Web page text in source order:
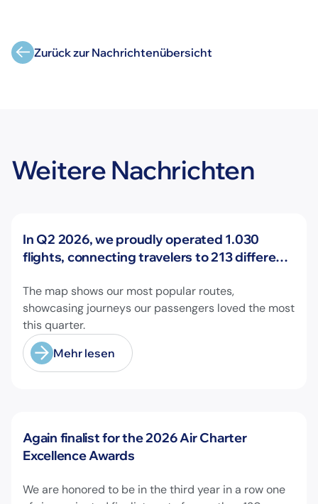
Zurück zur Nachrichtenübersicht
Weitere Nachrichten
Neuigkeiten
In Q2 2026, we proudly operated 1.030
flights, connecting travelers to 213 different
The map shows our most popular routes,
showcasing journeys our passengers loved the most
this quarter.
Mehr lesen
Neuigkeiten
Again finalist for the 2026 Air Charter
Excellence Awards
We are honored to be in the third year in a row one